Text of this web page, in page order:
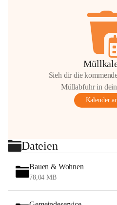
Sieh dir die
Müllabfuhr in
Kalender
Dateien
Bauen & Wohnen
78,04 MB